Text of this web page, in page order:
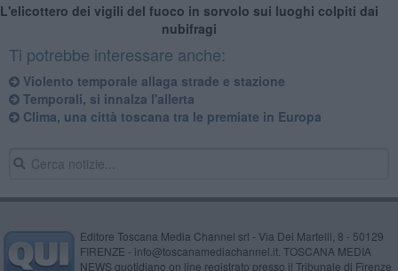
L'elicottero dei vigili del fuoco in sorvolo sui luoghi colpiti dai
nubifragi
Ti potrebbe interessare anche:
Violento temporale allaga strade e stazione
Temporali, si innalza l'allerta
Clima, una città toscana tra le premiate in Europa
Editore Toscana Media Channel srl - Via Dei Martelli, 8 - 50129
FIRENZE - info@toscanamediachannel.it. TOSCANA MEDIA
NEWS quotidiano on line registrato presso il Tribunale di Firenze